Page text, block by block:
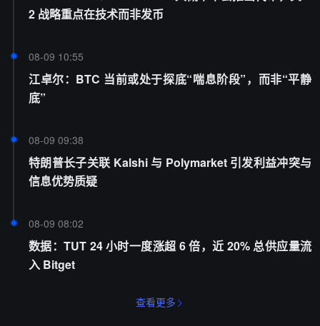
2 战略重点在技术而非发币
08-09 10:55
江卓尔：BTC 当前或处于探底“喘息阶段”，而非“平静
底”
08-09 09:38
特朗普长子关联 Kalshi 与 Polymarket 引发利益冲突与
信息优势质疑
08-09 08:02
数据：TUT 24 小时一度涨超 6 倍，近 20% 总供应量流
入 Bitget
查看更多